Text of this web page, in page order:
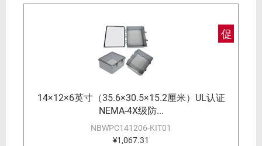
促
14×12×6英寸（35.6×30.5×15.2厘米）UL认证
NEMA-4X级防...
NBWPC141206-KIT01
¥1,067.31